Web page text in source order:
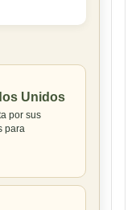
Unidos
por sus
para